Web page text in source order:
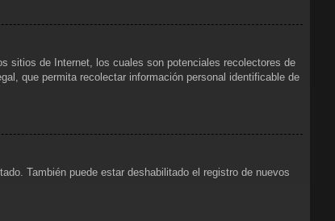
sitios de Internet, los cuales son potenciales recolectores de
que permita recolectar información personal identificable de
También puede estar deshabilitado el registro de nuevos